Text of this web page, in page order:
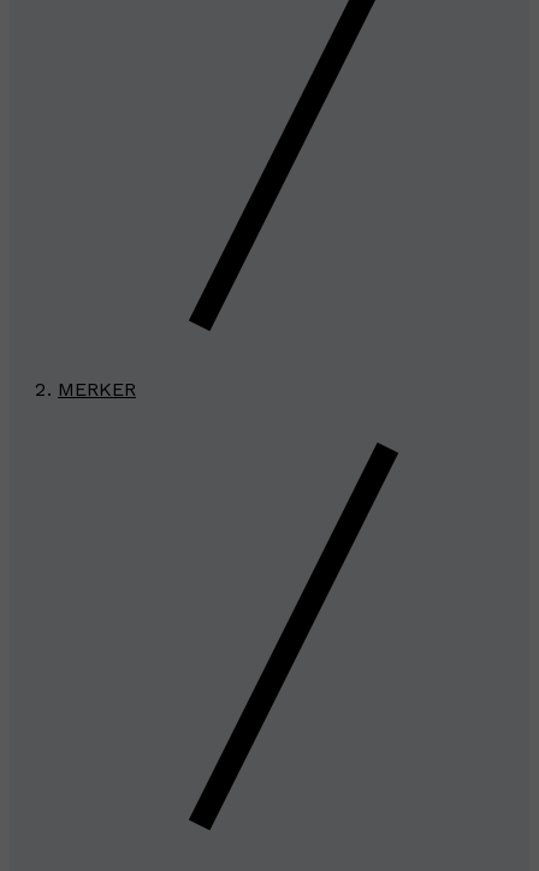
MERKER